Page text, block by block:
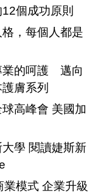
個成功原則
，每個人都是
業的呵護 邁向
膚系列
高峰會 美國加
婕斯新
企業升級